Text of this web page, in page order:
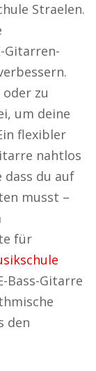
Straelen.
Gitarren-
zu
um deine
flexibler
nahtlos
dass du auf
musst –
für
Bass-Gitarre
den